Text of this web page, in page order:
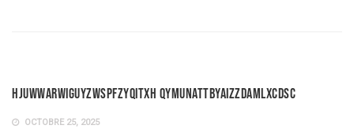
HjuwwARwiGUyZwspfZyqITxH qymUNAtTBYAiZZdAmLXCdsc
OCTOBRE 25, 2025